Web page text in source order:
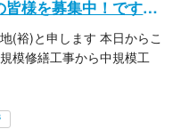
客様持ち帰り」「宅配」
す。 継続的な案件ご紹介を
ましたらぜひ一度お話し
願いいたします。
新規お客様・新規協力会社の皆様を募集中！です＾＾
(裕)と申します 本日からこ
模修繕工事から中規模工
規のお客様とご縁があれば
お願い致します